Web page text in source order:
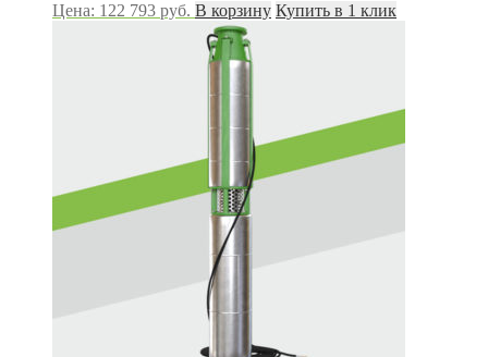
Цена: 122 793 руб. В корзину Купить в 1 клик